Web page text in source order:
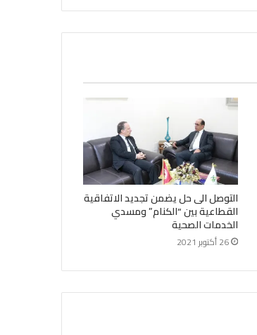
التوصل الى حل يضمن تجديد الاتفاقية
القطاعية بين “الكنام” ومسدي
الخدمات الصحية
26 أكتوبر 2021